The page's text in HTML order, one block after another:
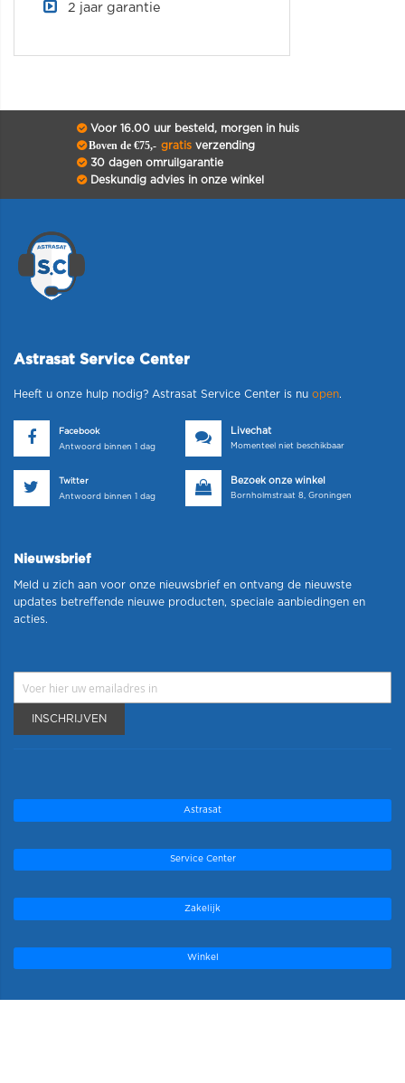
2 jaar garantie
Voor 16.00 uur besteld, morgen in huis
Boven de €75,- gratisverzending
30 dagen omruilgarantie
Deskundig advies in onze winkel
Astrasat Service Center
Heeft u onze hulp nodig? Astrasat Service Center is nu open.
Facebook
Antwoord binnen 1 dag
Livechat
Momenteel niet beschikbaar
Twitter
Antwoord binnen 1 dag
Bezoek onze winkel
Bornholmstraat 8, Groningen
Nieuwsbrief
Meld u zich aan voor onze nieuwsbrief en ontvang de nieuwste
updates betreffende nieuwe producten, speciale aanbiedingen en
acties.
INSCHRIJVEN
Astrasat
Service Center
Zakelijk
Winkel